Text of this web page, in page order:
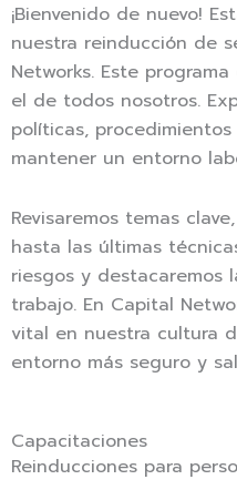
¡Bienvenido de nuevo!
nuestra reinducción de
Networks. Este
el de todos nosotros.
políticas,
mantener un entorno
Revisaremos temas
hasta las últimas
riesgos y destacaremos
trabajo. En Capital
vital en nuestra cultura
entorno más seguro y
Capacitaciones
Reinducciones para